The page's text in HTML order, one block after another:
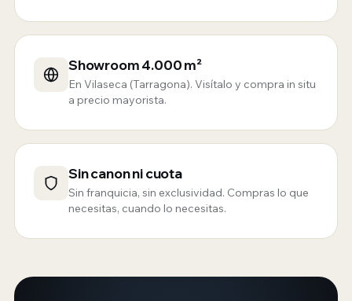
Showroom 4.000 m²
En Vilaseca (Tarragona). Visítalo y compra in situ
a precio mayorista.
Sin canon ni cuota
Sin franquicia, sin exclusividad. Compras lo que
necesitas, cuando lo necesitas.